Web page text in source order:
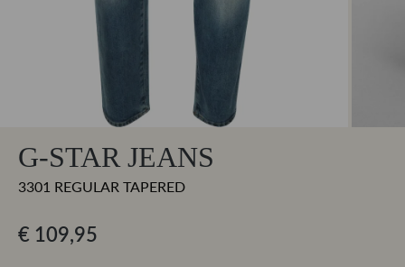
G-STAR JEANS
3301 REGULAR TAPERED
€ 109,95